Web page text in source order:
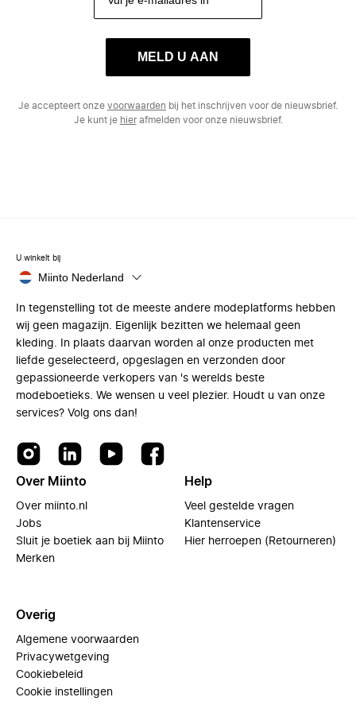
MELD U AAN
Je accepteert onze voorwaarden bij het inschrijven voor de nieuwsbrief.
Je kunt je hierafmelden voor onze nieuwsbrief.
U winkelt bij
Miinto Nederland
In tegenstelling tot de meeste andere modeplatforms hebben
wij geen magazijn. Eigenlijk bezitten we helemaal geen
kleding. In plaats daarvan worden al onze producten met
liefde geselecteerd, opgeslagen en verzonden door
gepassioneerde verkopers van 's werelds beste
modeboetieks. We wensen u veel plezier. Houdt u van onze
services? Volg ons dan!
Over Miinto
Over miinto.nl
Jobs
Sluit je boetiek aan bij Miinto
Merken
Help
Veel gestelde vragen
Klantenservice
Hier herroepen (Retourneren)
Overig
Algemene voorwaarden
Privacywetgeving
Cookiebeleid
Cookie instellingen